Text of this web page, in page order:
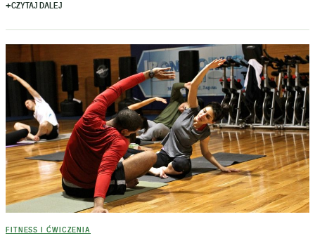
CZYTAJ DALEJ
FITNESS I ĆWICZENIA